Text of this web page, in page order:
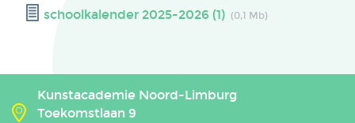
schoolkalender 2025-2026 (1) (0,1 Mb)
Kunstacademie Noord-Limburg
Toekomstlaan 9